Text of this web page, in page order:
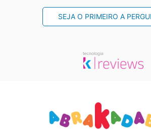
SEJA O PRIMEIRO A